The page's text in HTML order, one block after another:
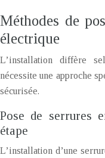
Méthodes de
électrique
L’installation diffère
nécessite une approche
sécurisée.
Pose de serrures
étape
L’installation d’une